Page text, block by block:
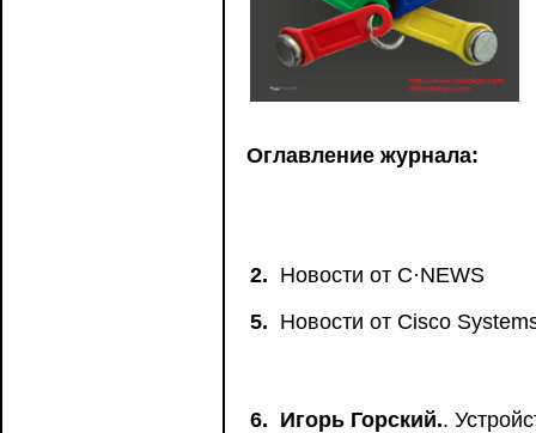
Оглавление журнала:
2. Новости от C·NEWS
5. Новости от Сisco
6. Игорь Горский..